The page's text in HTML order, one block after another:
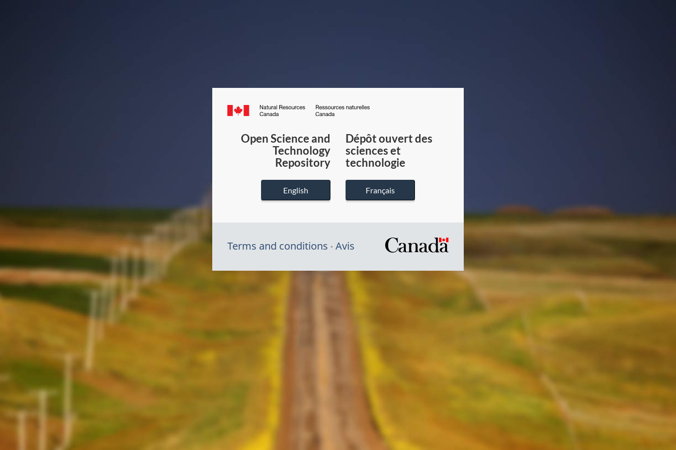
Canada.ca
du
Canada
Open Science and
Technology
Repository
English
Dépôt ouvert des
sciences et
technologie
Français
Terms and conditions Avis
/
Symbole
du
gouvernement
du